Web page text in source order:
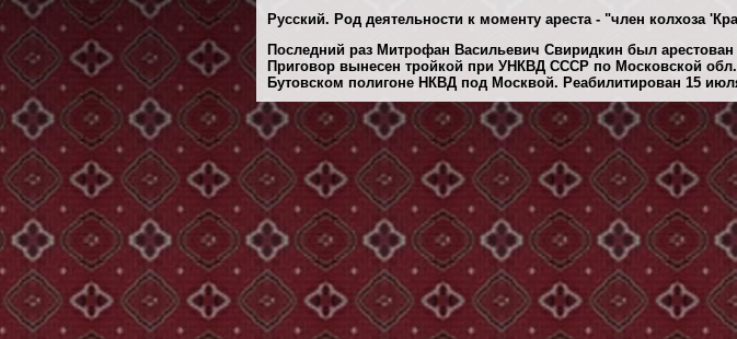
Русский. Род деятельности к моменту ареста - "член колхоза
Последний раз Митрофан Васильевич Свиридкин был арестован
Приговор вынесен тройкой при УНКВД СССР по Московской обл.
Бутовском полигоне НКВД под Москвой. Реабилитирован 15